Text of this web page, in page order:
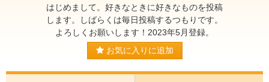
はじめまして。好きなときに好きなものを投稿
します。しばらくは毎日投稿するつもりです。
よろしくお願いします！2023年5月登録。
お気に入りに追加